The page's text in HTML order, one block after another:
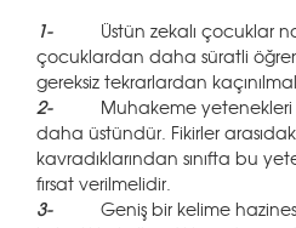
1- Üstün zekalı çocuklar
çocuklardan daha süratli
gereksiz tekrarlardan
2- Muhakeme
daha üstündür. Fikirler
kavradıklarından sınıfta bu
fırsat verilmelidir.
3- Geniş bir kelime